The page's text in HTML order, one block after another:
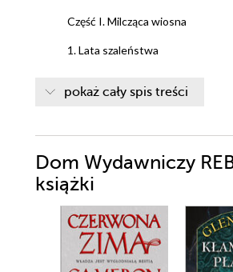
Część I. Milcząca wiosna
1. Lata szaleństwa
Część II. Trzy ciała
4. Granice Nauki
5. Partia bilarda
6. Strzelec i farmer
7. Trzy ciała: Król Wen z dynastii
pokaż cały spis treści
Dom Wydawniczy
książki